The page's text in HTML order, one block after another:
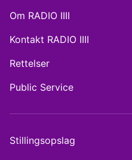
Om RADIO IIII
Kontakt RADIO IIII
Rettelser
Public Service
Stillingsopslag